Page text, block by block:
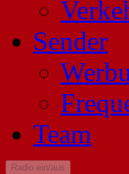
Sender
Team
Radio ein/aus